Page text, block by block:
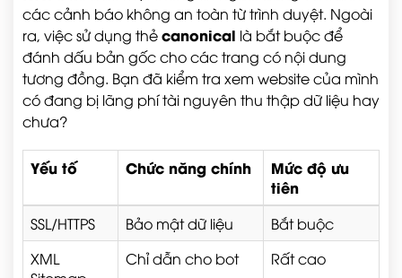
các cảnh báo không an toàn từ trình duyệt. Ngoài
ra, việc sử dụng thẻcanonical là bắt buộc để
đánh dấu bản gốc cho các trang có nội dung
tương đồng. Bạn đã kiểm tra xem website của mình
có đang bị lãng phí tài nguyên thu thập dữ liệu hay
chưa?
Yếu tố Chức năng chính
Mức độ ưu
tiên
SSL/HTTPS Bảo mật dữ liệu
Bắt buộc
XML
Chỉ dẫn cho bot Rất cao